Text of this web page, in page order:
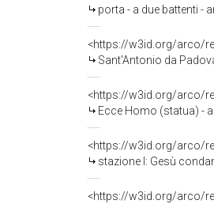
porta - a due battenti -
<https://w3id.org/arco/
Sant'Antonio da
<https://w3id.org/arco/
Ecce Homo (statua) -
<https://w3id.org/arco/
stazione I: Gesù
<https://w3id.org/arco/